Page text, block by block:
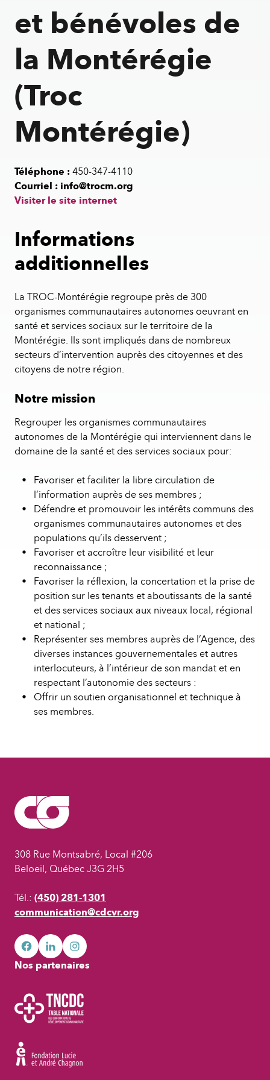
Montérégie
Montérégie)
et bénévoles de
la Montérégie
(Troc
Montérégie)
Téléphone : 450-347-4110
Courriel : info@trocm.org
Visiter le site internet
Informations
additionnelles
La TROC-Montérégie regroupe près de 300
organismes communautaires autonomes oeuvrant en
santé et services sociaux sur le territoire de la
Montérégie. Ils sont impliqués dans de nombreux
secteurs d’intervention auprès des citoyennes et des
citoyens de notre région.
Notre mission
Regrouper les organismes communautaires
autonomes de la Montérégie qui interviennent dans le
domaine de la santé et des services sociaux pour:
Favoriser et faciliter la libre circulation de
l’information auprès de ses membres ;
Défendre et promouvoir les intérêts communs des
organismes communautaires autonomes et des
populations qu’ils desservent ;
Favoriser et accroître leur visibilité et leur
reconnaissance ;
Favoriser la réflexion, la concertation et la prise de
position sur les tenants et aboutissants de la santé
et des services sociaux aux niveaux local, régional
et national ;
Représenter ses membres auprès de l’Agence, des
diverses instances gouvernementales et autres
interlocuteurs, à l’intérieur de son mandat et en
respectant l’autonomie des secteurs :
Offrir un soutien organisationnel et technique à
ses membres.
308 Rue Montsabré, Local #206
Beloeil, Québec J3G 2H5
Tél.: (450) 281-1301
communication@cdcvr.org
facebookgoogleplusgoogleplus
Nos partenaires